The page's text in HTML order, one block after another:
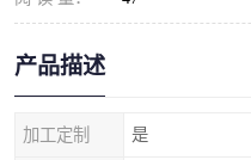
产品描述
加工定制 是